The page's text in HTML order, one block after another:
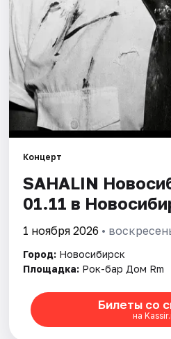
Рейтинги
Концерт
SAHALIN
01.11 в
1 ноября 2026 •
Город: Новосибирск
Площадка: Рок-бар Дом Rm
Билеты со
на